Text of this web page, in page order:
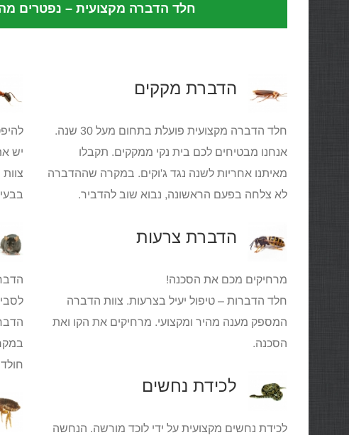
חלד הדברה מקצועית – נפטרים
הדברת מקקים
חלד הדברה מקצועית פועלת בתחום מעל 30 שנה.
אנחנו מבטיחים לכם בית נקי ממקקים. תקבלו
מאיתנו אחריות לשנה נגד ג'וקים. במקרה שההדברה
לא צלחה בפעם הראשונה, נבוא שוב להדביר.
הדברת צרעות
מרחיקים מכם את הסכנה!
חלד הדברות – טיפול יעיל בצרעות. צוות הדברה
המספק מענה מהיר ומקצועי. מרחיקים את הקו ואת
הסכנה.
לכידת נחשים
לכידת נחשים מקצועית על ידי לוכד מורשה. הנחשה
יש